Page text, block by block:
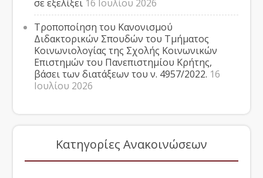
σε εξελίξει 16 Ιουλίου 2026
Τροποποίηση του Κανονισμού
Διδακτορικών Σπουδών του Τμήματος
Κοινωνιολογίας της Σχολής Κοινωνικών
Επιστημών του Πανεπιστημίου Κρήτης,
βάσει των διατάξεων του ν. 4957/2022. 16
Ιουλίου 2026
Κατηγορίες Ανακοινώσεων